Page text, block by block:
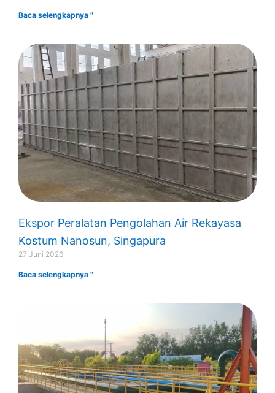
Baca selengkapnya "
Ekspor Peralatan Pengolahan Air Rekayasa
Kostum Nanosun, Singapura
27 Juni 2026
Baca selengkapnya "